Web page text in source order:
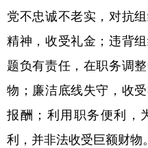
城市 旅游
彩票 娱乐
公益 一带一路
党不忠诚不老实，对抗
精神，收受礼金；违背
题负有责任，在职务调
物；廉洁底线失守，收
报酬；利用职务便利，
利，并非法收受巨额财物。